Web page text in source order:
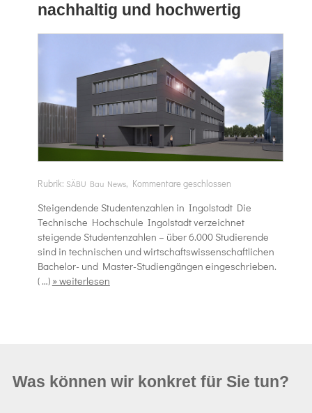
nachhaltig und hochwertig
Rubrik: SÄBU Bau News, Kommentare geschlossen
Steigendende Studentenzahlen in Ingolstadt Die
Technische Hochschule Ingolstadt verzeichnet
steigende Studentenzahlen – über 6.000 Studierende
sind in technischen und wirtschaftswissenschaftlichen
Bachelor- und Master-Studiengängen eingeschrieben.
( …) » weiterlesen
Was können wir konkret für Sie tun?